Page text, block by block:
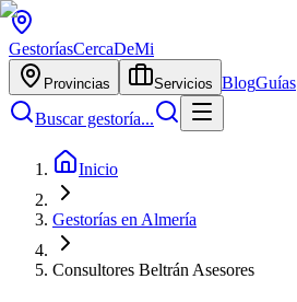
GestoríasCercaDeMi
Provincias Servicios BlogGuías
Buscar gestoría...
Inicio
Gestorías en Almería
Consultores Beltrán Asesores